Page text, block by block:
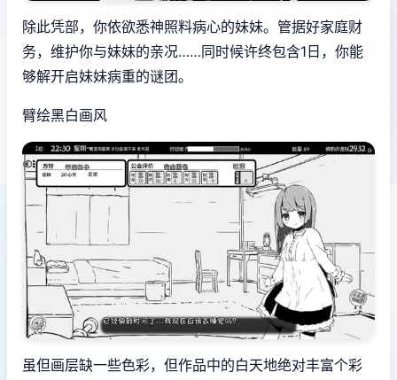
除此凭部，你依欲悉神照料病心的妹妹。管据好家庭财
务，维护你与妹妹的亲况……同时候许终包含1日，你能
够解开启妹妹病重的谜团。
臂绘黑白画风
虽但画层缺一些色彩，但作品中的白天地绝对丰富个彩